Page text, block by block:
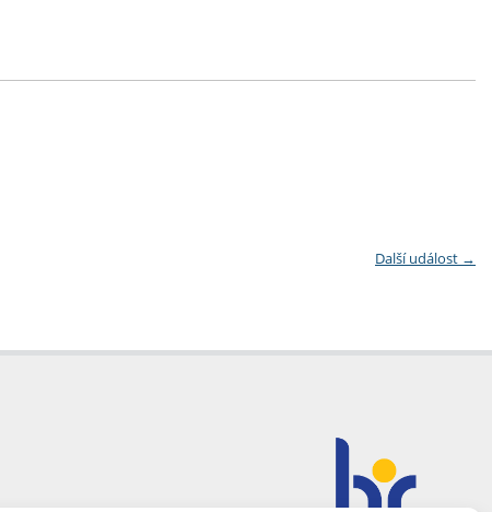
Další událost →